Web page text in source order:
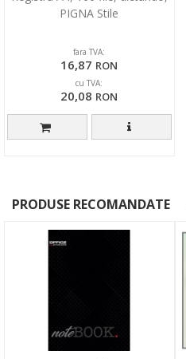
PIGNA Stile
fara TVA:
16,87 RON
cu TVA:
20,08 RON
PRODUSE RECOMANDATE